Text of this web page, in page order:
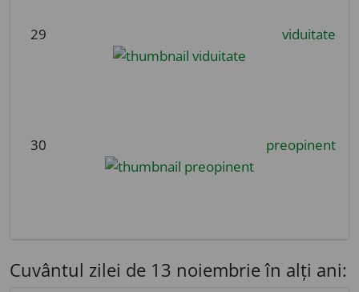
29 viduitate
30 preopinent
Cuvântul zilei de 13 noiembrie în alți ani: